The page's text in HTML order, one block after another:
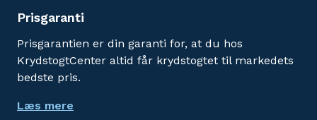
Prisgaranti
Prisgarantien er din garanti for, at du hos
KrydstogtCenter altid får krydstogtet til markedets
bedste pris.
Læs mere